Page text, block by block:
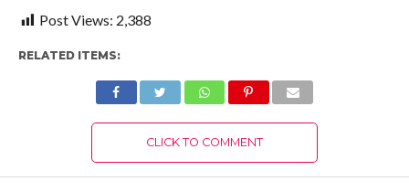
Post Views: 2,388
RELATED ITEMS:
CLICK TO COMMENT